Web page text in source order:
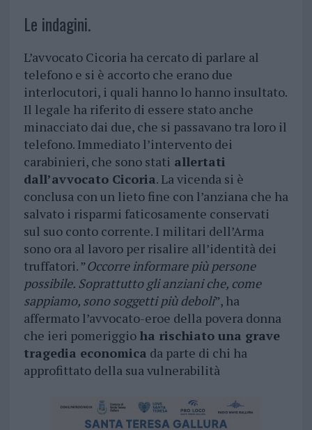
Le indagini.
L’avvocato Cicoria ha cercato di parlare al
telefono e si è accorto che erano due
interlocutori, i quali hanno lo hanno insultato.
Il legale ha riferito di essere stato anche
minacciato dai due, che si passavano tra loro il
telefono. Immediato l’intervento dei
carabinieri, che sono stati allertati
dall’avvocato Cicoria. La vicenda si è
conclusa con un lieto fine con l’anziana che ha
salvato i risparmi faticosamente conservati
sul suo conto corrente. I militari dell’Arma
sono ora al lavoro per risalire all’identità dei
truffatori. ”Occorre informare più persone
possibile. Soprattutto gli anziani che, come
sappiamo, sono soggetti più deboli”, ha
affermato l’avvocato-eroe della povera donna
che ieri pomeriggio ha rischiato una grave
tragedia economica da parte di chi ha
approfittato della sua vulnerabilità